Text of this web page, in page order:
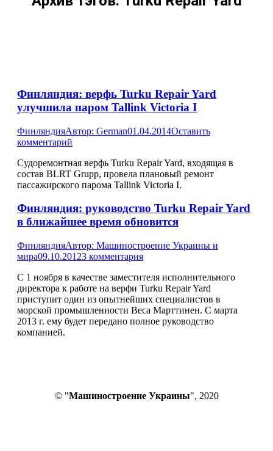
Финляндия: верфь Turku Repair Yard
улучшила паром Tallink Victoria I
ФинляндияАвтор: German01.04.2014Оставить
комментарий
Судоремонтная верфь Turku Repair Yard, входящая в
состав BLRT Grupp, провела плановый ремонт
пассажирского парома Tallink Victoria I.
Финляндия: руководство Turku Repair Yard
в ближайшее время обновится
ФинляндияАвтор: Машиностроение Украины и
мира09.10.20123 комментария
С 1 ноября в качестве заместителя исполнительного
директора к работе на верфи Turku Repair Yard
приступит один из опытнейших специалистов в
морской промышленности Веса Марттинен. С марта
2013 г. ему будет передано полное руководство
компанией.
© "Машиностроение Украины", 2020